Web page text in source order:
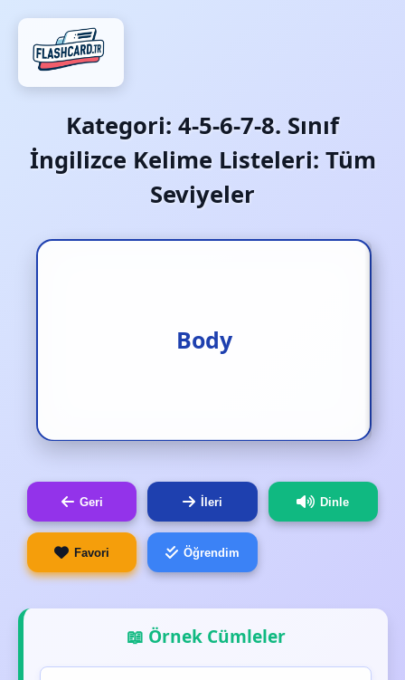
Kategori: 4-5-6-7-8. Sınıf
İngilizce Kelime Listeleri: Tüm
Seviyeler
Body
Vücut
Geri İleri Dinle
Favori Öğrendim
📖 Örnek Cümleler